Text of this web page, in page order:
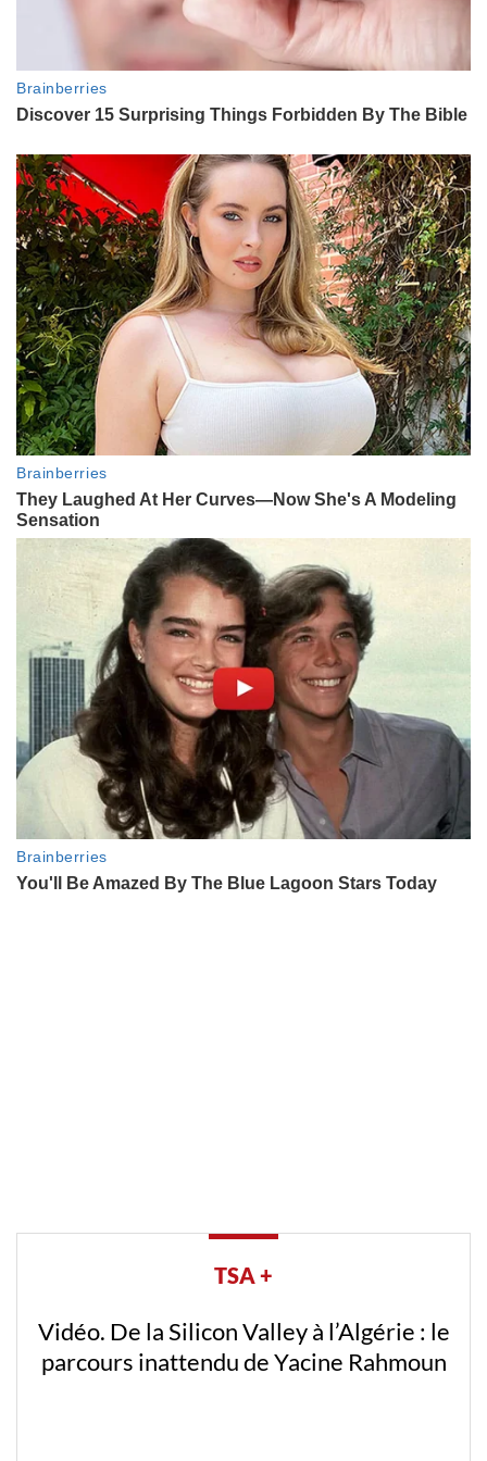
TSA +
Vidéo. De la Silicon Valley à l’Algérie : le
parcours inattendu de Yacine Rahmoun